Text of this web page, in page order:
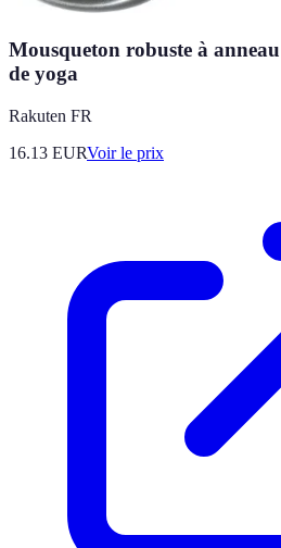
Mousqueton robuste à
de yoga
Rakuten FR
16.13 EURVoir le prix